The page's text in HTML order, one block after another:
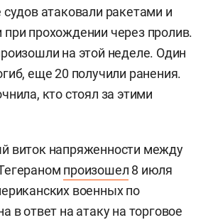
атаковали ракетами и
прохождении через пролив.
на этой неделе. Один
еще 20 получили ранения.
кто стоял за этими
виток напряженности между
произошел 8 июля
военных по
в ответ на атаку на торговое